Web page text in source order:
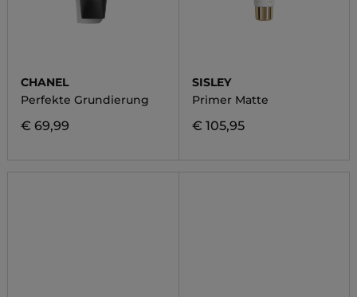
CHANEL
Perfekte Grundierung
€ 69,99
SISLEY
Primer Matte
€ 105,95